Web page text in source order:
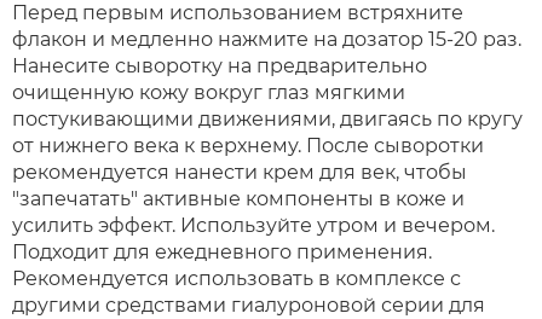
Перед первым использованием встряхните
флакон и медленно нажмите на дозатор 15-20 раз.
Нанесите сыворотку на предварительно
очищенную кожу вокруг глаз мягкими
постукивающими движениями, двигаясь по кругу
от нижнего века к верхнему. После сыворотки
рекомендуется нанести крем для век, чтобы
"запечатать" активные компоненты в коже и
усилить эффект. Используйте утром и вечером.
Подходит для ежедневного применения.
Рекомендуется использовать в комплексе с
другими средствами гиалуроновой серии для